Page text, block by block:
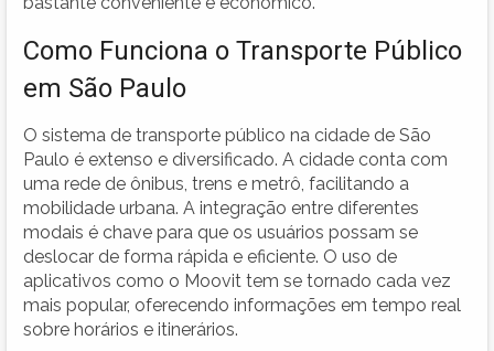
Como Funciona o Transporte Público
em São Paulo
O sistema de transporte público na cidade de São
Paulo é extenso e diversificado. A cidade conta com
uma rede de ônibus, trens e metrô, facilitando a
mobilidade urbana. A integração entre diferentes
modais é chave para que os usuários possam se
deslocar de forma rápida e eficiente. O uso de
aplicativos como o Moovit tem se tornado cada vez
mais popular, oferecendo informações em tempo real
sobre horários e itinerários.